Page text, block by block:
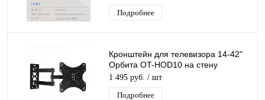
Подробнее
Кронштейн для телевизора 14-42"
Орбита OT-HOD10 на стену
наклонный поворотный для ТВ/
Монитора
1 495 руб. / шт
Подробнее